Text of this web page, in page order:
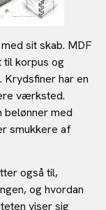
sit skab. MDF
til korpus og
har en
værksted.
med
smukkere af
også til,
og hvordan
viser sig